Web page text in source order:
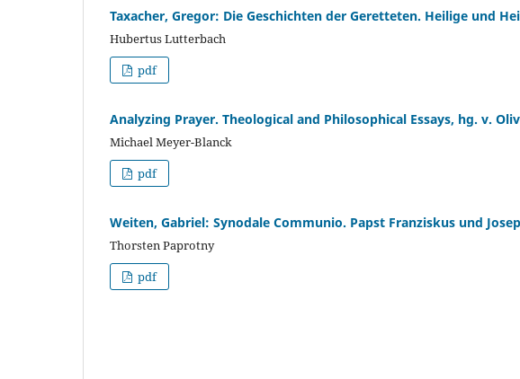
Taxacher, Gregor: Die Geschichten der Geretteten. Heilige und
Hubertus Lutterbach
pdf
Analyzing Prayer. Theological and Philosophical Essays, hg. v.
Michael Meyer-Blanck
pdf
Weiten, Gabriel: Synodale Communio. Papst Franziskus und
Thorsten Paprotny
pdf